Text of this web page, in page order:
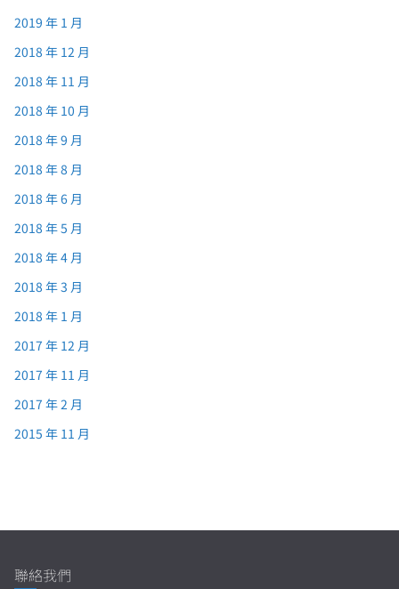
2019 年 1 月
2018 年 12 月
2018 年 11 月
2018 年 10 月
2018 年 9 月
2018 年 8 月
2018 年 6 月
2018 年 5 月
2018 年 4 月
2018 年 3 月
2018 年 1 月
2017 年 12 月
2017 年 11 月
2017 年 2 月
2015 年 11 月
聯絡我們